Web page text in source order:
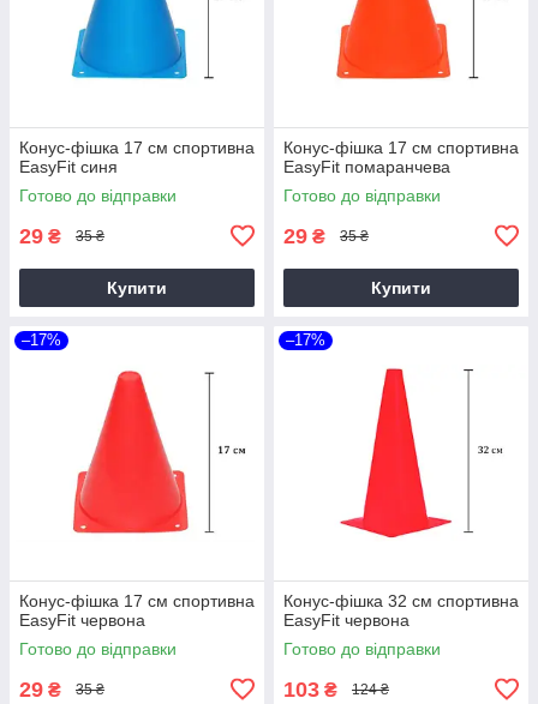
Конус-фішка 17 см спортивна
EasyFit синя
Готово до відправки
29 ₴ 35 ₴
Купити
Конус-фішка 17 см спортивна
EasyFit помаранчева
Готово до відправки
29 ₴ 35 ₴
Купити
–17%
Конус-фішка 17 см спортивна
EasyFit червона
Готово до відправки
29 ₴ 35 ₴
–17%
Конус-фішка 32 см спортивна
EasyFit червона
Готово до відправки
103 ₴ 124 ₴